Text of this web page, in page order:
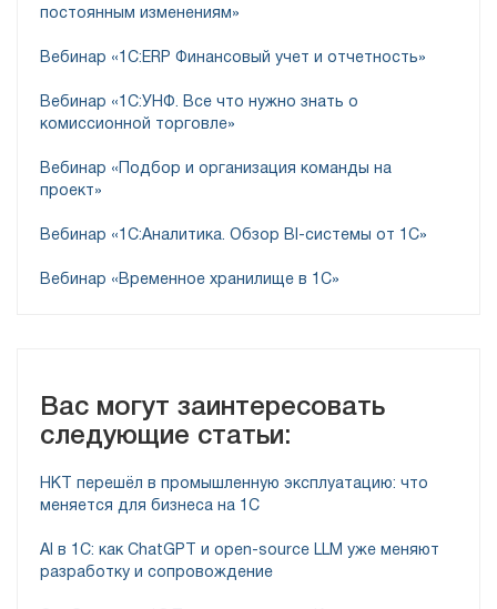
постоянным изменениям»
Вебинар «1С:ERP Финансовый учет и отчетность»
Вебинар «1С:УНФ. Все что нужно знать о
комиссионной торговле»
Вебинар «Подбор и организация команды на
проект»
Вебинар «1С:Аналитика. Обзор BI-системы от 1С»
Вебинар «Временное хранилище в 1С»
Вас могут заинтересовать
следующие статьи:
НКТ перешёл в промышленную эксплуатацию: что
меняется для бизнеса на 1С
AI в 1С: как ChatGPT и open-source LLM уже меняют
разработку и сопровождение